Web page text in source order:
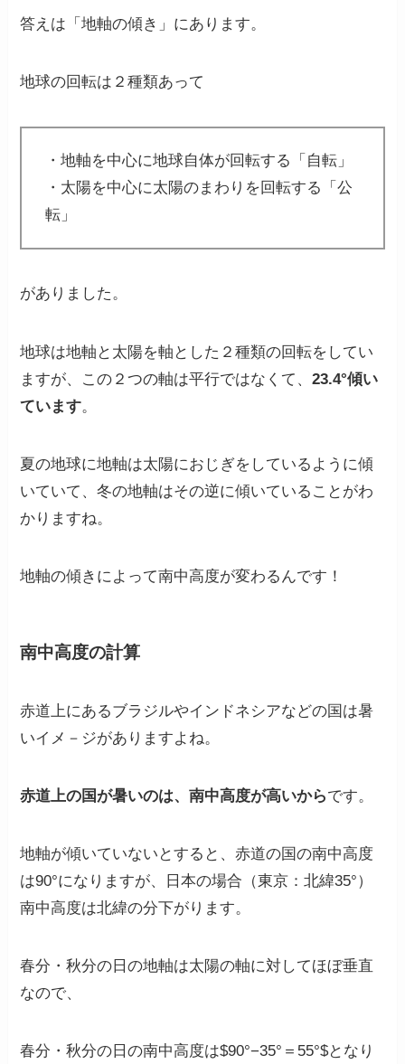
答えは 「地軸の傾き」 にあります。
地球の回転は２種類あって
・地軸を中心に地球自体が回転する「自転」
・太陽を中心に太陽のまわりを回転する「公
転」
がありました。
地球は地軸と太陽を軸とした２種類の回転をしてい
ますが、この２つの軸は平行ではなくて、23.4°傾い
ています。
夏の地球に地軸は太陽におじぎをしているように傾
いていて、冬の地軸はその逆に傾いていることがわ
かりますね。
地軸の傾きによって南中高度が変わるんです！
南中高度の計算
赤道上にあるブラジルやインドネシアなどの国は暑
いイメ－ジがありますよね。
赤道上の国が暑いのは、南中高度が高いからです。
地軸が傾いていないとすると、赤道の国の南中高度
は90°になりますが、日本の場合（東京：北緯35°）
南中高度は北緯の分下がります。
春分・秋分の日の地軸は太陽の軸に対してほぼ垂直
なので、
春分・秋分の日の南中高度は$90°−35°＝55°$となり